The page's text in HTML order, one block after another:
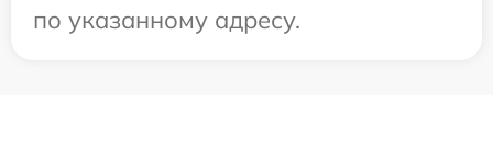
по указанному адресу.